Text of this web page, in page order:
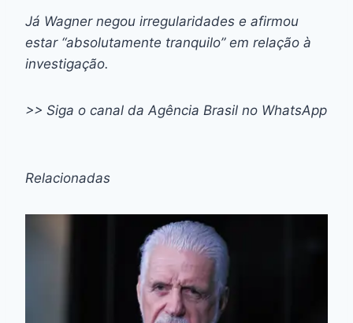
Já Wagner negou irregularidades e afirmou
estar “absolutamente tranquilo” em relação à
investigação.
>> Siga o canal da Agência Brasil no WhatsApp
Relacionadas